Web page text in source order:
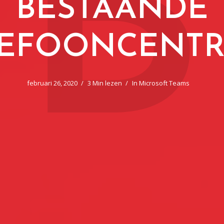
BESTAANDE
februari 26, 2020 3 Min lezen In Microsoft Teams